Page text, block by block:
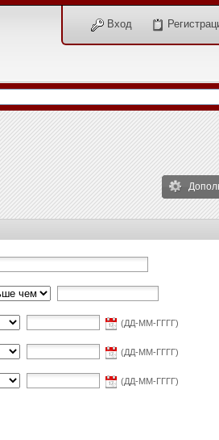
Вход
(ДД-ММ-ГГГГ)
(ДД-ММ-ГГГГ)
(ДД-ММ-ГГГГ)